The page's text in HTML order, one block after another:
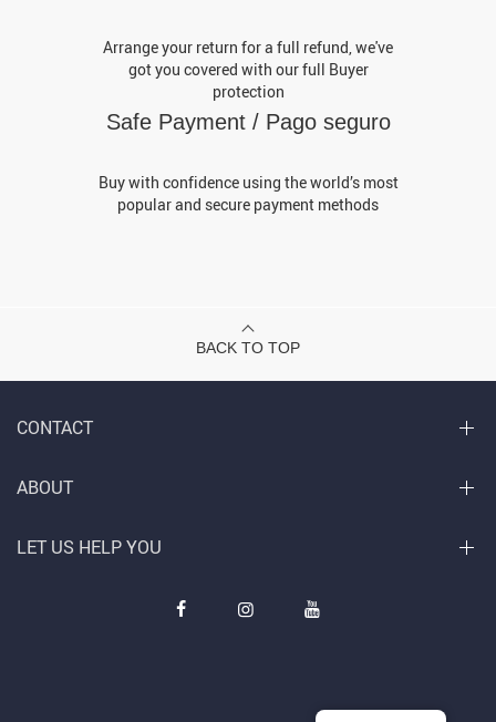
Arrange your return for a full refund, we've
got you covered with our full Buyer
protection
Safe Payment / Pago seguro
Buy with confidence using the world’s most
popular and secure payment methods
BACK TO TOP
CONTACT
ABOUT
LET US HELP YOU